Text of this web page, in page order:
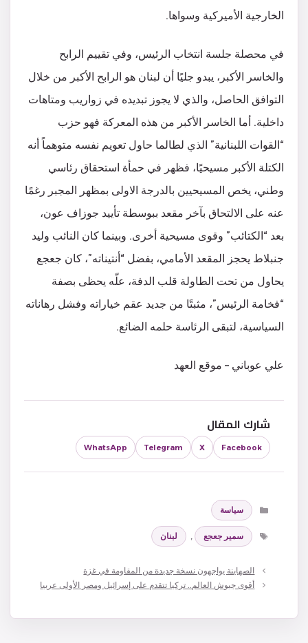
الخارجية الأميركية وسواها.
في محصلة جلسة انتخاب الرئيس، وفي تقييم الرابح
والخاسر الأكبر، يبدو جليًا أن لبنان هو الرابح الأكبر من خلال
التوافق الحاصل، والذي لا يجوز تبديده في زواريب ومتاهات
داخلية. أما الخاسر الأكبر من هذه المعركة فهو حزب
“القوات اللبنانية” الذي لطالما حاول تعويم نفسه متوهماً أنه
الكتلة الأكبر مسيحيًا، فظهر في حمأة استحقاق رئاسي
وطني، يخص المسيحيين بالدرجة الاولى بمظهر المجبر رغمًا
عنه على الالتحاق بآخر مقعد ببوسطة تأييد جوزاف عون،
بعد “الكتائب” وقوى مسيحية أخرى. وبينما كان النائب وليد
جنبلاط يحجز المقعد الأمامي، بفضل “أنتيناته”، كان جعجع
يحاول من تحت الطاولة قلب الدفة، علّه يحظى بصفة
“فخامة الرئيس”، مثبتًا من جديد عقم خياراته وفشل رهاناته
السياسية، لتبقى الرئاسة حلمه الضائع.
علي عوباني – موقع العهد
شارك المقال
Facebook
X
Telegram
WhatsApp
التصنيفات
سياسة
الوسوم
سمير جعجع , لبنان
الصهاينة يواجهون نسخة جديدة من المقاومة في غزة
أقوى جيوش العالم.. تركيا تتقدم على إسرائيل ومصر الأولى عربيا